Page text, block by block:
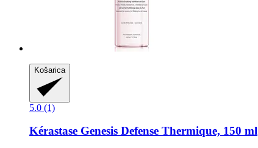
Košarica
5.0 (1)
Kérastase Genesis Defense Thermique, 150 ml